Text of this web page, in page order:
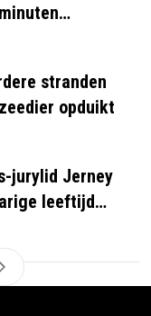
weer te
stranden
opduikt
jurylid Jerney
leeftijd